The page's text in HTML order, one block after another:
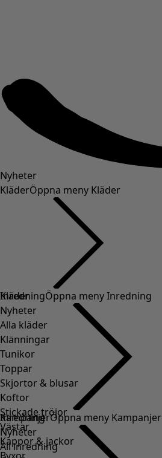
Nyheter
KläderÖppna meny Kläder
Kläder
Nyheter
Alla kläder
Klänningar
Tunikor
Toppar
Skjortor & blusar
Koftor
Stickade tröjor
Västar
Kappor & jackor
InredningÖppna meny Inredning
Inredning
Nyheter
All inredning
KampanjerÖppna meny Kampanjer